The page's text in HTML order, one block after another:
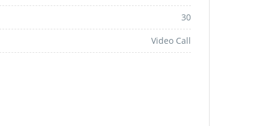
30
Video Call